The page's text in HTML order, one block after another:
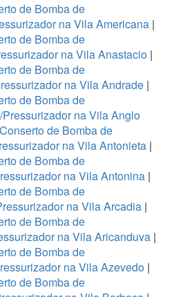
de Bomba de
na Vila Americana |
de Bomba de
na Vila Anastacio |
de Bomba de
na Vila Andrade |
de Bomba de
na Vila Anglo
Conserto de Bomba de
na Vila Antonieta|
de Bomba de
na Vila Antonina|
de Bomba de
na Vila Arcadia |
de Bomba de
na Vila Aricanduva |
de Bomba de
na Vila Azevedo |
de Bomba de